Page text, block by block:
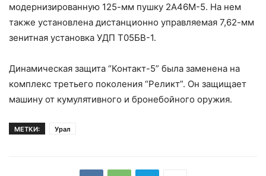
модернизированную 125-мм пушку 2А46М-5. На нем
также установлена дистанционно управляемая 7,62-мм
зенитная установка УДП Т05БВ-1.
Динамическая защита “Контакт-5” была заменена на
комплекс третьего поколения “Реликт”. Он защищает
машину от кумулятивного и бронебойного оружия.
МЕТКИ: Урал